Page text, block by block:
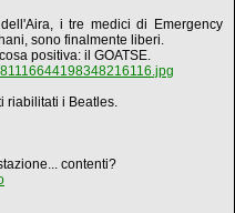
i tre medici di Emergency
sono finalmente liberi.
positiva: il GOATSE.
riabilitati i Beatles.
contenti?